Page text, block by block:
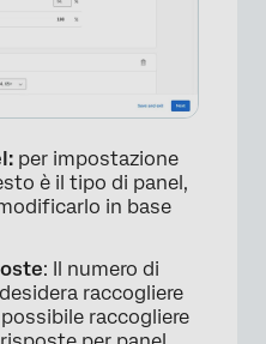
×
per impostazione
è il tipo di panel,
in base
: Il numero di
raccogliere
raccogliere